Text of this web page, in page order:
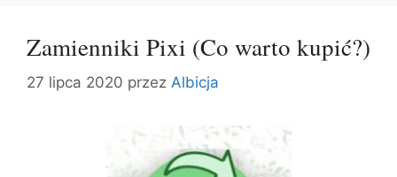
Zamienniki Pixi (Co warto kupić?)
27 lipca 2020 przez Albicja